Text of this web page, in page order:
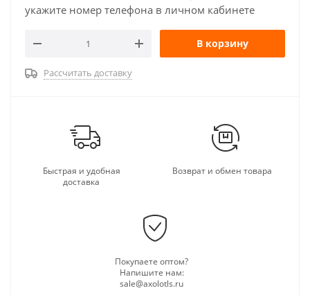
укажите номер телефона в личном кабинете
В корзину
Рассчитать доставку
Быстрая и удобная
доставка
Возврат и обмен товара
Покупаете оптом?
Напишите нам:
sale@axolotls.ru